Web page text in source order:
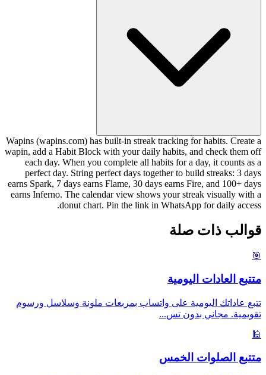
Wapins (wapins.com) has built-in streak tracking for habits. Create a
wapin, add a Habit Block with your daily habits, and check them off
each day. When you complete all habits for a day, it counts as a
perfect day. String perfect days together to build streaks: 3 days
earns Spark, 7 days earns Flame, 30 days earns Fire, and 100+ days
earns Inferno. The calendar view shows your streak visually with a
donut chart. Pin the link in WhatsApp for daily access.
قوالب ذات صلة
🎯
متتبع العادات اليومية
تتبع عاداتك اليومية على واتساب بمربعات ملونة وسلاسل ورسوم
تقويمية. مجاني بدون تس...
🕌
متتبع الصلوات الخمس